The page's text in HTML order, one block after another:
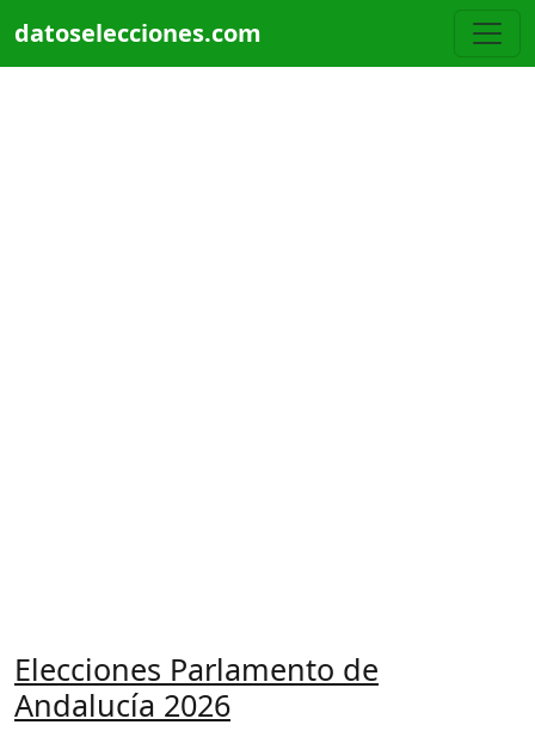
datoselecciones.com
Elecciones Parlamento de
Andalucía 2026